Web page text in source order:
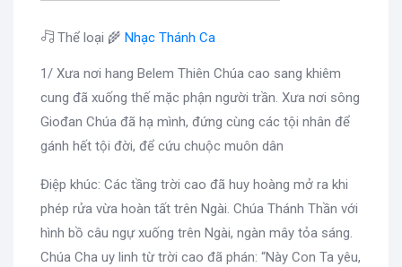
Thể loại 🌾 Nhạc Thánh Ca
1/ Xưa nơi hang Belem Thiên Chúa cao sang khiêm
cung đã xuống thế mặc phận người trần. Xưa nơi sông
Giođan Chúa đã hạ mình, đứng cùng các tội nhân để
gánh hết tội đời, để cứu chuộc muôn dân
Điệp khúc: Các tầng trời cao đã huy hoàng mở ra khi
phép rửa vừa hoàn tất trên Ngài. Chúa Thánh Thần với
hình bồ câu ngự xuống trên Ngài, ngàn mây tỏa sáng.
Chúa Cha uy linh từ trời cao đã phán: “Này Con Ta yêu,